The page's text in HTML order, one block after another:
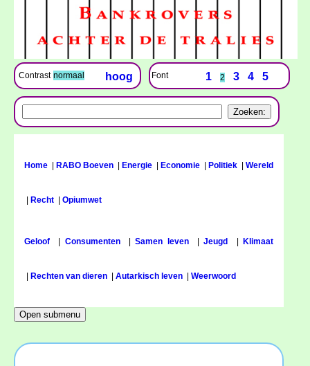
Contrast normaal hoog Font 1 2 3 4 5
Home RABO Boeven Energie Economie Politiek Wereld
Recht Opiumwet
Geloof Consumenten|Samen leven|Jeugd Klimaat
Rechten van dieren Autarkisch leven Weerwoord